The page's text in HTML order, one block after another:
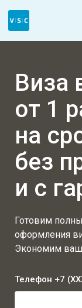
Виза
от 1
на
без
и с
Готовим
оформления
Экономим
Телефон +7